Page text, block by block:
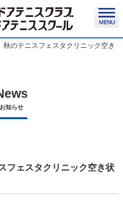
秋のテニスフェスタクリニック空き
お知らせ
フェスタクリニック空き状